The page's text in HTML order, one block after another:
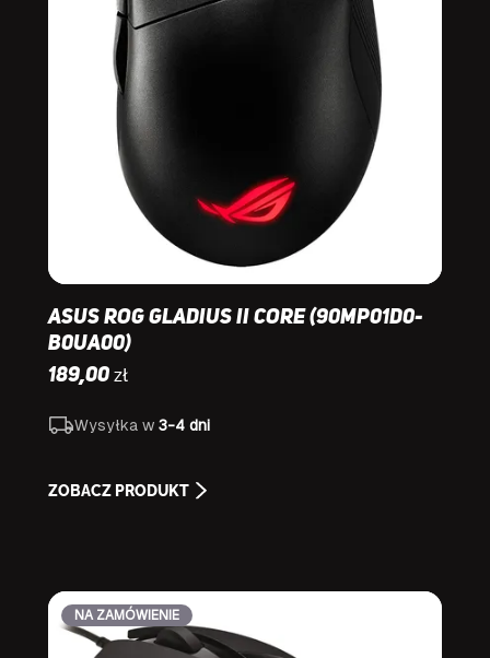
Asus ROG Gladius II Core (90MP01D0-
B0UA00)
189,00 zł
Wysyłka w 3-4 dni
ZOBACZ PRODUKT
NA ZAMÓWIENIE